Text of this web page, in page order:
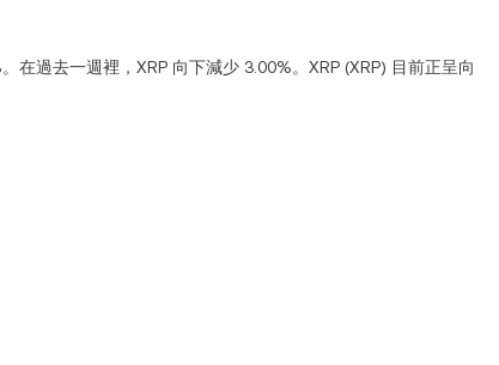
在過去一週裡，XRP 向下減少 3.00%。XRP (XRP) 目前正呈向